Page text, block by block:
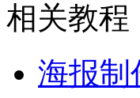
相关教程
海报制